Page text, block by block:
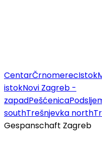
CentarČrnomerecIstok
istokNovi Zagreb -
zapadPešćenica
southTrešnjevka north
Gespanschaft Zagreb